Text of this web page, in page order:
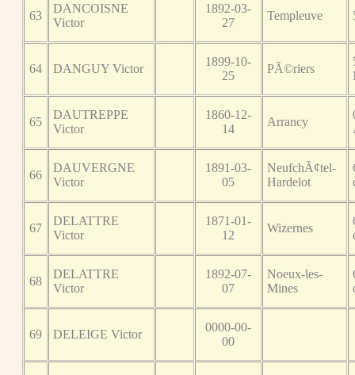
63
DANCOISNE
Victor
1892-03-
27
Templeuve
64 DANGUY Victor
1899-10-
25
PÃ©riers
65
DAUTREPPE
Victor
1860-12-
14
Arrancy
66
DAUVERGNE
Victor
1891-03-
05
NeufchÃ¢tel-
Hardelot
67
DELATTRE
Victor
1871-01-
12
Wizernes
68
DELATTRE
Victor
1892-07-
07
Noeux-les-
Mines
69 DELEIGE Victor
0000-00-
00